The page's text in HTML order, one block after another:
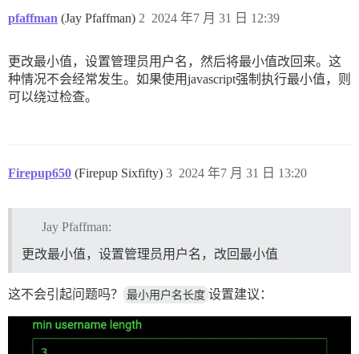
pfaffman (Jay Pfaffman) 2024 年7 月 31 日 12:39
2
更改最小值，设置管理员用户名，然后将最小值改回来。这
种情况不会经常发生。如果使用javascript强制执行最小值，则
可以绕过检查。
Firepup650 (Firepup Sixfifty) 2024 年7 月 31 日 13:20
3
Jay Pfaffman:
更改最小值，设置管理员用户名，改回最小值
这不会引起问题吗？ 最小用户名长度 设置建议：